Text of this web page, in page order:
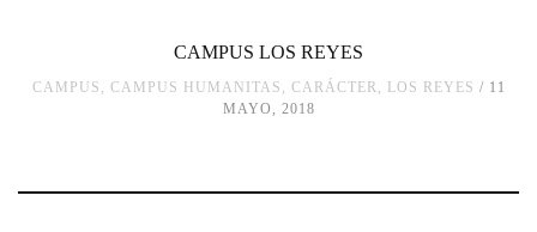
CAMPUS LOS REYES
CAMPUS CAMPUS HUMANITAS CARÁCTER LOS REYES
11
MAYO, 2018